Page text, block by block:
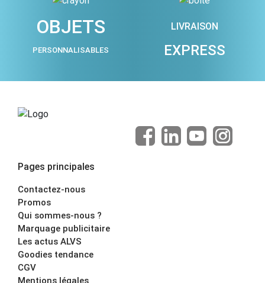
OBJETS
PERSONNALISABLES
LIVRAISON
EXPRESS
Pages principales
Contactez-nous
Promos
Qui sommes-nous ?
Marquage publicitaire
Les actus ALVS
Goodies tendance
CGV
Mentions légales